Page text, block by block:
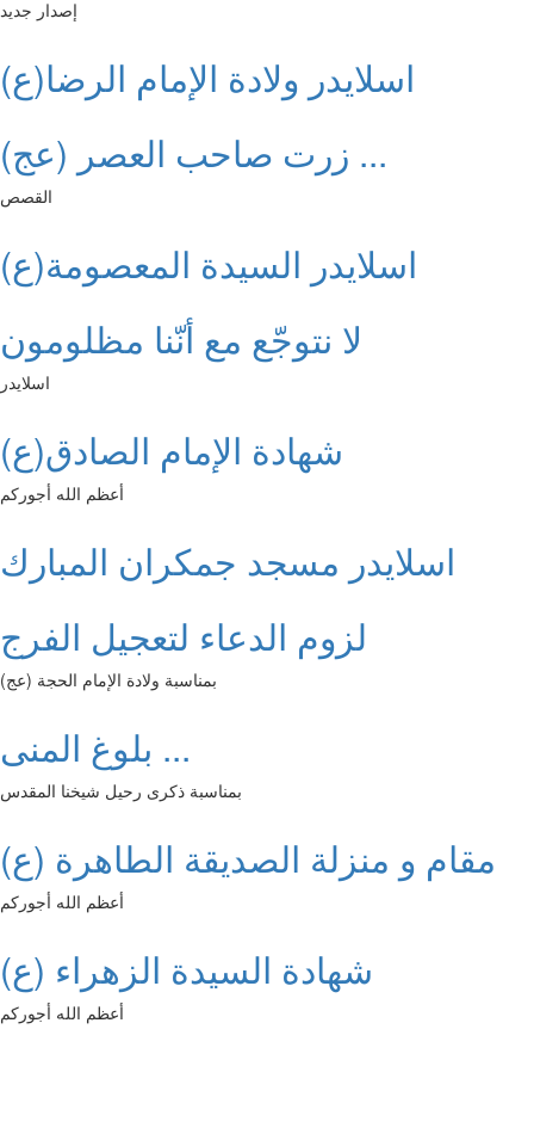
إصدار جديد
اسلايدر ولادة الإمام الرضا(ع)
زرت صاحب العصر (عج) ...
القصص
اسلايدر السيدة المعصومة(ع)
لا نتوجّع مع أنّنا مظلومون
اسلايدر
شهادة الإمام الصادق(ع)
أعظم الله أجوركم
اسلايدر مسجد جمكران المبارك
لزوم الدعاء لتعجيل الفرج
بمناسبة ولادة الإمام الحجة (عج)
بلوغ المنى ...
بمناسبة ذكرى رحيل شيخنا المقدس
مقام و منزلة الصديقة الطاهرة (ع)
أعظم الله أجوركم
شهادة السيدة الزهراء (ع)
أعظم الله أجوركم